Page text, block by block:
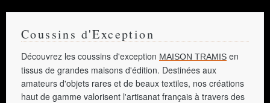
Coussins d'Exception
Découvrez les coussins d'exception MAISON TRAMIS en
tissus de grandes maisons d'édition. Destinées aux
amateurs d'objets rares et de beaux textiles, nos créations
haut de gamme valorisent l'artisanat français à travers des